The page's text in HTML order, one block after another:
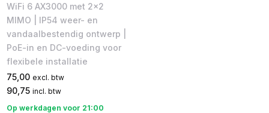
WiFi 6 AX3000 met 2x2
MIMO | IP54 weer- en
vandaalbestendig ontwerp |
PoE-in en DC-voeding voor
flexibele installatie
75,00 excl. btw
90,75 incl. btw
Op werkdagen voor 21:00